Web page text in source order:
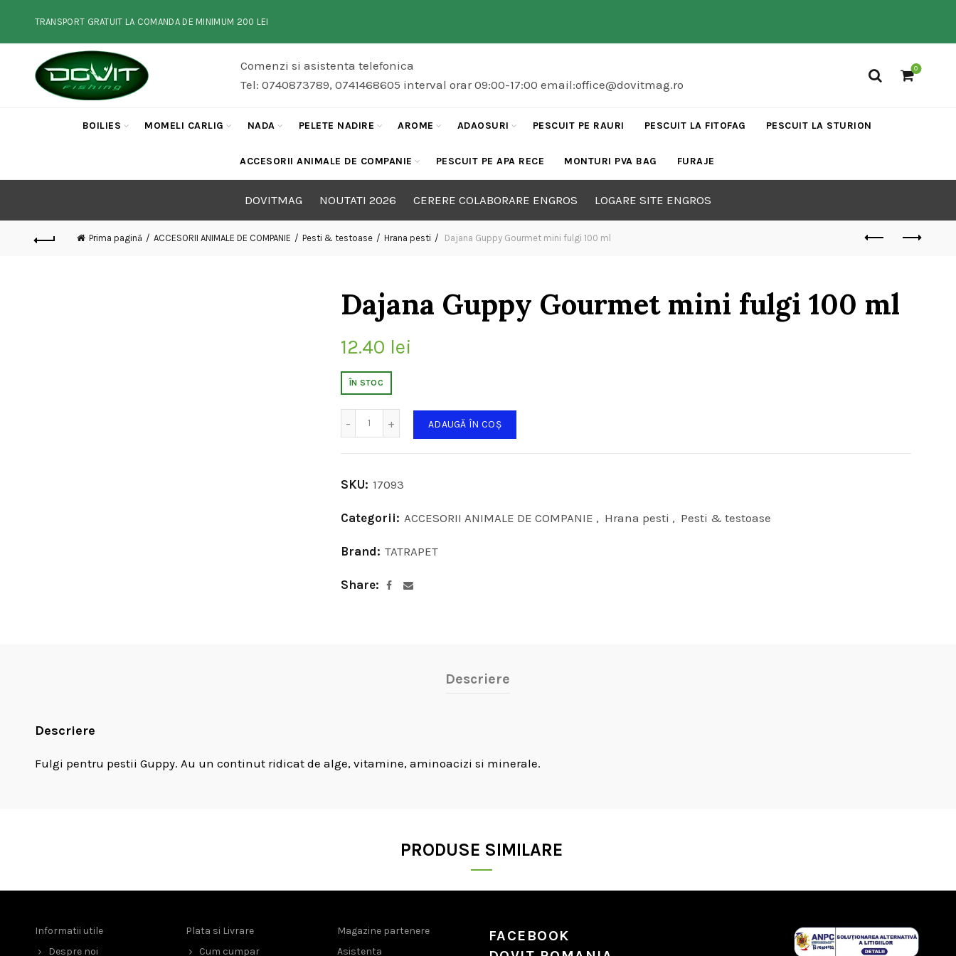
TRANSPORT GRATUIT LA COMANDA DE MINIMUM 200 LEI
Comenzi si asistenta telefonica
Tel: 0740873789, 0741468605 interval orar 09:00-17:00 email:office@dovitmag.ro
0
BOILIES MOMELI CARLIG NADA PELETE NADIRE AROME ADAOSURI PESCUIT PE RAURI PESCUIT LA FITOFAG PESCUIT LA STURION
ACCESORII ANIMALE DE COMPANIE PESCUIT PE APA RECE MONTURI PVA BAG FURAJE
DOVITMAG NOUTATI 2026 CERERE COLABORARE ENGROS LOGARE SITE ENGROS
Prima pagină ACCESORII ANIMALE DE COMPANIE Pesti & testoase Hrana pesti Dajana Guppy Gourmet mini fulgi 100 ml
Dajana Guppy Gourmet mini fulgi 100 ml
12.40 lei
ÎN STOC
ADAUGĂ ÎN COȘ
SKU: 17093
Categorii: ACCESORII ANIMALE DE COMPANIE , Hrana pesti , Pesti & testoase
Brand: TATRAPET
Share
Descriere
Descriere
Fulgi pentru pestii Guppy. Au un continut ridicat de alge, vitamine, aminoacizi si minerale.
PRODUSE SIMILARE
Informatii utile
Despre noi
Plata si Livrare
Cum cumpar
Magazine partenere
Asistenta
FACEBOOK